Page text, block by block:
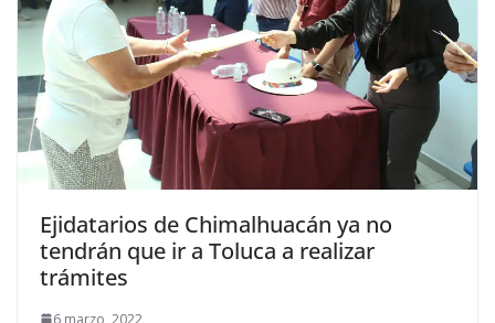
Ejidatarios de Chimalhuacán ya no
tendrán que ir a Toluca a realizar
trámites
6 marzo, 2022